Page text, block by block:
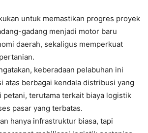
untuk memastikan progres proyek
gadang menjadi motor baru
daerah, sekaligus memperkuat
keberadaan pelabuhan ini
atas berbagai kendala distribusi yang
petani, terutama terkait biaya logistik
pasar yang terbatas.
hanya infrastruktur biasa, tapi